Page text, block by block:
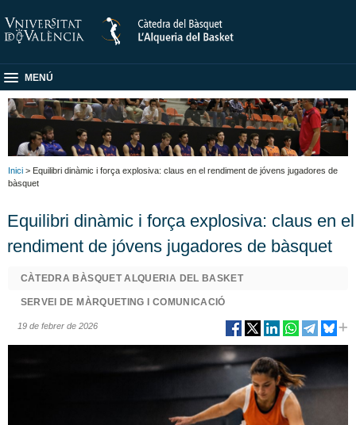
MENÚ
Inici > Equilibri dinàmic i força explosiva: claus en el rendiment de jóvens jugadores de
bàsquet
Equilibri dinàmic i força explosiva: claus en el
rendiment de jóvens jugadores de bàsquet
CÀTEDRA BÀSQUET ALQUERIA DEL BASKET
SERVEI DE MÀRQUETING I COMUNICACIÓ
19 de febrer de 2026